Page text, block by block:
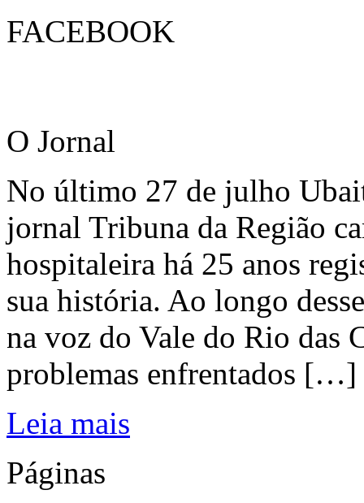
FACEBOOK
O Jornal
No último 27 de julho
jornal Tribuna da Região
hospitaleira há 25 anos
sua história. Ao longo
na voz do Vale do Rio das
problemas enfrentados […]
Leia mais
Páginas